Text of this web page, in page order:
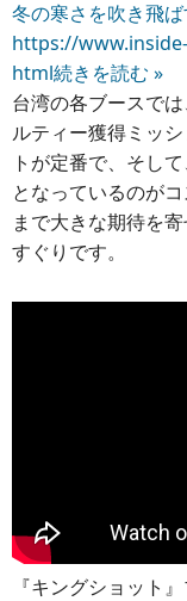
冬の寒さを吹き飛ば
https://
html続きを読む »
台湾の各ブースで
ルティー獲得ミッ
トが定番で、そし
となっているのが
まで大きな期待を
すぐりです。
『キングショット